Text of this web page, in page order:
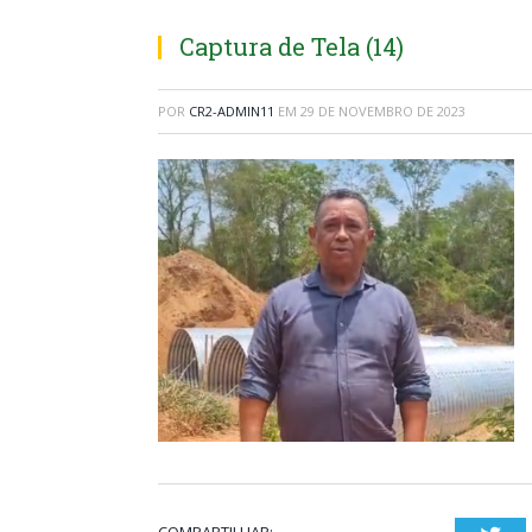
Captura de Tela (14)
POR CR2-ADMIN11 EM 29 DE NOVEMBRO DE 2023